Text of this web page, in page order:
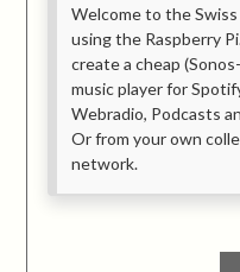
Welcome to the
using the Raspberry
create a cheap
music player for
Webradio, Podcasts
Or from your own
network.